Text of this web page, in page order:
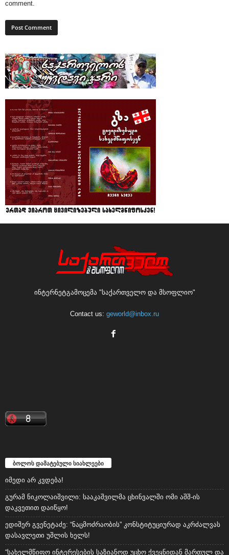
comment.
ინტერნეტგამოცემა "საქართველო და მსოფლიო"
Contact us: geworld@inbox.ru
ბოლოს დამატებული სიახლეები
იმედი არ კვდება!
გურამ ნიკოლაიშვილი: სააკაშვილმა ცხინვალში ომი აშშ-ის
დაკვეთით დაიწყო!
ედიშერ გვენეტაძე: “ნაცმოძრაობის” კონსტიტუციურად აკრძალვას
დასავლეთი უშლის ხელს!
“სახელმწიფო ინტერესების საზიანოდ უცხო ქვეყნიდან მართულ და